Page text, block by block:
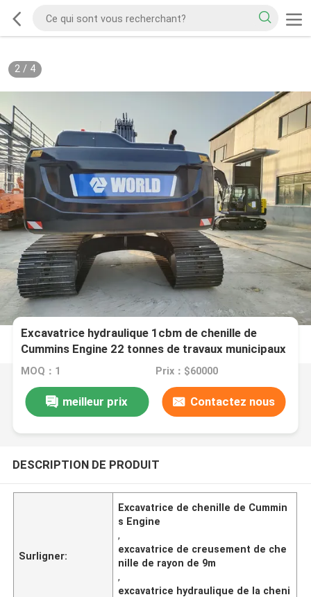
2/ 4
Excavatrice hydraulique 1cbm de chenille de
Cummins Engine 22 tonnes de travaux municipaux
de 9-11m Max. Digging Radius
MOQ：1 Prix：$60000
meilleur prix Contactez nous
DESCRIPTION DE PRODUIT
Surligner:
Excavatrice de chenille de Cummin
s Engine
,
excavatrice de creusement de che
nille de rayon de 9m
,
excavatrice hydraulique de la cheni